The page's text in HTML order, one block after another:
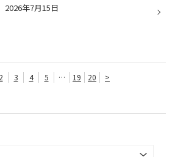
2026年7月15日
2 3 4 5 … 19 20 >